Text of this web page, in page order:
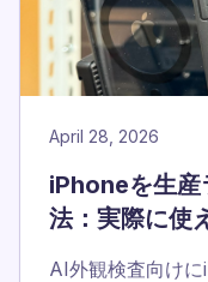
April 28, 2026
iPhoneを生産
法：実際に使
AI外観検査向け